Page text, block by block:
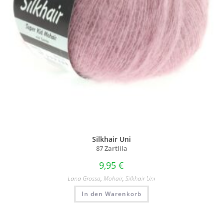
Silkhair Uni
87 Zartlila
9,95 €
Lana Grossa, Mohair, Silkhair Uni
In den Warenkorb